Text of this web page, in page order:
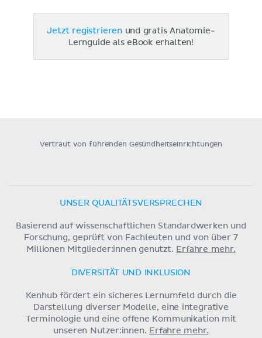
Jetzt registrieren und gratis Anatomie-
Lernguide als eBook erhalten!
Vertraut von führenden Gesundheitseinrichtungen
UNSER QUALITÄTSVERSPRECHEN
Basierend auf wissenschaftlichen Standardwerken und
Forschung, geprüft von Fachleuten und von über 7
Millionen Mitglieder:innen genutzt. Erfahre mehr.
DIVERSITÄT UND INKLUSION
Kenhub fördert ein sicheres Lernumfeld durch die
Darstellung diverser Modelle, eine integrative
Terminologie und eine offene Kommunikation mit
unseren Nutzer:innen. Erfahre mehr.